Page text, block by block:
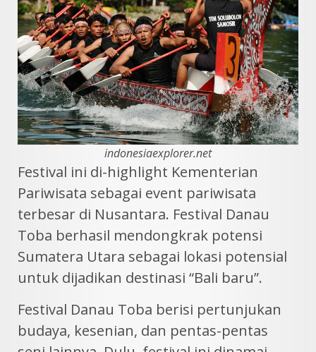
indonesiaexplorer.net
Festival ini di-highlight Kementerian
Pariwisata sebagai event pariwisata
terbesar di Nusantara. Festival Danau
Toba berhasil mendongkrak potensi
Sumatera Utara sebagai lokasi potensial
untuk dijadikan destinasi “Bali baru”.
Festival Danau Toba berisi pertunjukan
budaya, kesenian, dan pentas-pentas